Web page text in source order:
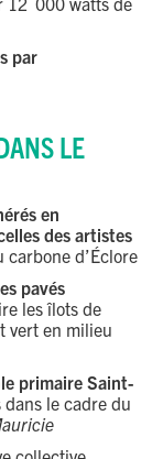
par
LE
en
des artistes
d’Éclore
pavés
les îlots de
vert en milieu
primaire Saint-
dans le cadre du